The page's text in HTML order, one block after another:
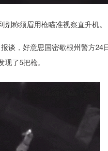
须眉用枪瞄准视察直升机。
，好意思国密歇根州警方24
了5把枪。